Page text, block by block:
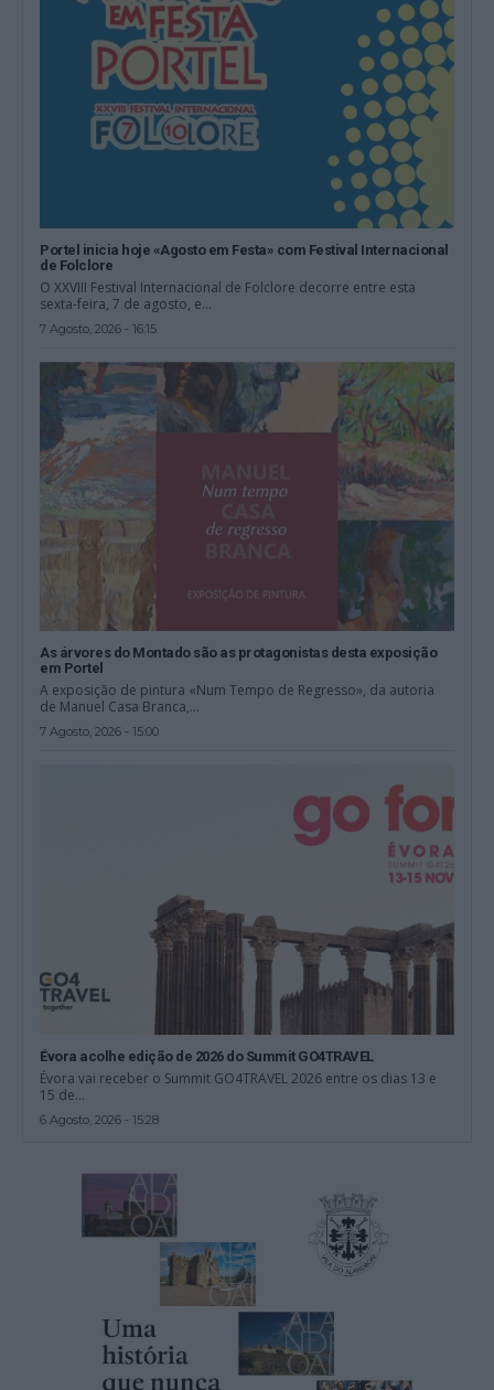
Portel inicia hoje «Agosto em Festa» com Festival Internacional
de Folclore
O XXVIII Festival Internacional de Folclore decorre entre esta
sexta-feira, 7 de agosto, e...
7 Agosto, 2026 - 16:15
As árvores do Montado são as protagonistas desta exposição
em Portel
A exposição de pintura «Num Tempo de Regresso», da autoria
de Manuel Casa Branca,...
7 Agosto, 2026 - 15:00
Évora acolhe edição de 2026 do Summit GO4TRAVEL
Évora vai receber o Summit GO4TRAVEL 2026 entre os dias 13 e
15 de...
6 Agosto, 2026 - 15:28